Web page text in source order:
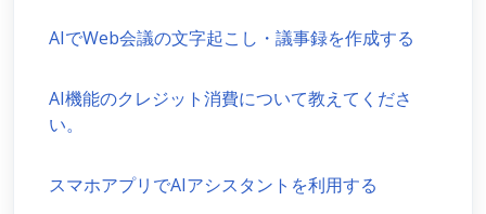
AIでWeb会議の文字起こし・議事録を作成する
AI機能のクレジット消費について教えてくださ
い。
スマホアプリでAIアシスタントを利用する